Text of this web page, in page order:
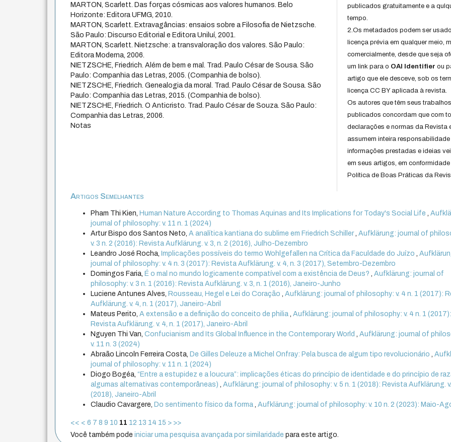
MARTON, Scarlett. Das forças cósmicas aos valores humanos. Belo
Horizonte: Editora UFMG, 2010.
MARTON, Scarlett. Extravagâncias: ensaios sobre a Filosofia de Nietzsche.
São Paulo: Discurso Editorial e Editora Uniluí, 2001.
MARTON, Scarlett. Nietzsche: a transvaloração dos valores. São Paulo:
Editora Moderna, 2006.
NIETZSCHE, Friedrich. Além de bem e mal. Trad. Paulo César de Sousa. São
Paulo: Companhia das Letras, 2005. (Companhia de bolso).
NIETZSCHE, Friedrich. Genealogia da moral. Trad. Paulo César de Sousa. São
Paulo: Companhia das Letras, 2015. (Companhia de bolso).
NIETZSCHE, Friedrich. O Anticristo. Trad. Paulo César de Souza. São Paulo:
Companhia das Letras, 2006.
Notas
publicados gratuitamente e a
tempo.
2.Os metadados podem ser
licença prévia em qualquer meio,
comercialmente, desde que seja
um link para o OAI Identifier ou
artigo que ele desceve, sob os
licença CC BY aplicada à revista.
Os autores que têm seus trabalhos
publicados concordam que com
declarações e normas da Revista
assumem inteira responsabilidade
informações prestadas e ideias
em seus artigos, em
Política de Boas Práticas da
Artigos Semelhantes
Pham Thi Kien, Human Nature According to Thomas Aquinas and Its Implications for Today's Social Life,
journal of philosophy: v. 11 n. 1 (2024)
Artur Bispo dos Santos Neto,A analítica kantiana do sublime em Friedrich Schiller,Aufklärung: journal of
v. 3 n. 2 (2016): Revista Aufklärung. v. 3, n. 2 (2016), Julho-Dezembro
Leandro José Rocha, Implicações possíveis do termo Wohlgefallen na Crítica da Faculdade do Juízo,
journal of philosophy: v. 4 n. 3 (2017): Revista Aufklärung. v. 4, n. 3 (2017), Setembro-Dezembro
Domingos Faria, É o mal no mundo logicamente compatível com a existência de Deus?,Aufklärung: journal of
philosophy: v. 3 n. 1 (2016): Revista Aufklärung. v. 3, n. 1 (2016), Janeiro-Junho
Luciene Antunes Alves, Rousseau, Hegel e Lei do Coração,Aufklärung: journal of philosophy: v. 4 n. 1 (2017):
Aufklärung. v. 4, n. 1 (2017), Janeiro-Abril
Mateus Perito,A extensão e a definição do conceito de philia,Aufklärung: journal of philosophy: v. 4 n. 1 (2017):
Revista Aufklärung. v. 4, n. 1 (2017), Janeiro-Abril
Nguyen Thi Van,Confucianism and Its Global Influence in the Contemporary World,Aufklärung: journal of
v. 11 n. 3 (2024)
Abraão Lincoln Ferreira Costa, De Gilles Deleuze a Michel Onfray: Pela busca de algum tipo revolucionário,
journal of philosophy: v. 11 n. 1 (2024)
Diogo Bogéa,“Entre a estupidez e a loucura”: implicações éticas do princípio de identidade e do princípio de
algumas alternativas contemporâneas),Aufklärung: journal of philosophy: v. 5 n. 1 (2018): Revista Aufklärung. v.
(2018), Janeiro-Abril
Claudio Cavargere, Do sentimento físico da forma,Aufklärung: journal of philosophy: v. 10 n. 2 (2023): Maio-
<< < 6 7 8 9 10 11 12 13 14 15 > >>
Você também podeiniciar uma pesquisa avançada por similaridade para este artigo.